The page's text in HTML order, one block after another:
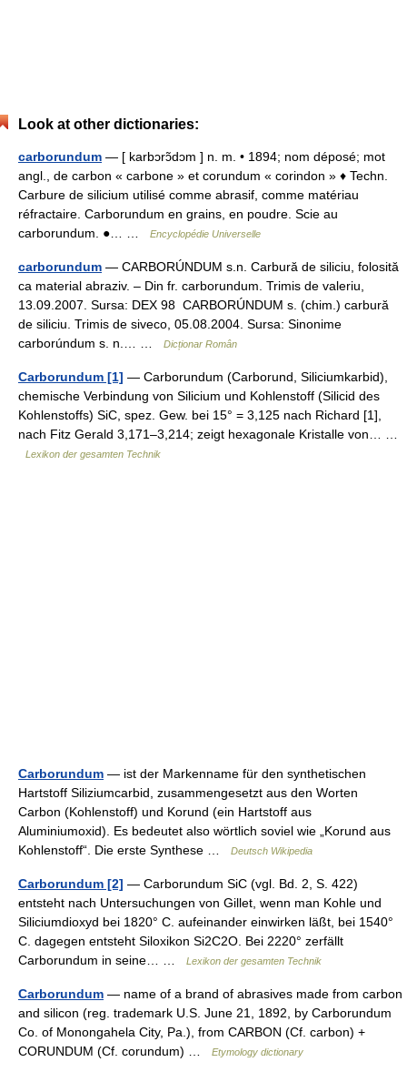
Look at other dictionaries:
carborundum — [ karbɔrɔ̃dɔm ] n. m. • 1894; nom déposé; mot
angl., de carbon « carbone » et corundum « corindon » ♦ Techn.
Carbure de silicium utilisé comme abrasif, comme matériau
réfractaire. Carborundum en grains, en poudre. Scie au
carborundum. ●… …
Encyclopédie Universelle
carborundum — CARBORÚNDUM s.n. Carbură de siliciu, folosită
ca material abraziv. – Din fr. carborundum. Trimis de valeriu,
13.09.2007. Sursa: DEX 98 CARBORÚNDUM s. (chim.) carbură
de siliciu. Trimis de siveco, 05.08.2004. Sursa: Sinonime
carborúndum s. n.… …
Dicționar Român
Carborundum [1] — Carborundum (Carborund, Siliciumkarbid),
chemische Verbindung von Silicium und Kohlenstoff (Silicid des
Kohlenstoffs) SiC, spez. Gew. bei 15° = 3,125 nach Richard [1],
nach Fitz Gerald 3,171–3,214; zeigt hexagonale Kristalle von… …
Lexikon der gesamten Technik
Carborundum — ist der Markenname für den synthetischen
Hartstoff Siliziumcarbid, zusammengesetzt aus den Worten
Carbon (Kohlenstoff) und Korund (ein Hartstoff aus
Aluminiumoxid). Es bedeutet also wörtlich soviel wie „Korund aus
Kohlenstoff“. Die erste Synthese …
Deutsch Wikipedia
Carborundum [2] — Carborundum SiC (vgl. Bd. 2, S. 422)
entsteht nach Untersuchungen von Gillet, wenn man Kohle und
Siliciumdioxyd bei 1820° C. aufeinander einwirken läßt, bei 1540°
C. dagegen entsteht Siloxikon Si2C2O. Bei 2220° zerfällt
Carborundum in seine… …
Lexikon der gesamten Technik
Carborundum — name of a brand of abrasives made from carbon
and silicon (reg. trademark U.S. June 21, 1892, by Carborundum
Co. of Monongahela City, Pa.), from CARBON (Cf. carbon) +
CORUNDUM (Cf. corundum) …
Etymology dictionary